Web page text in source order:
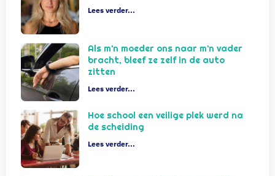
Lees verder...
Als m’n moeder ons naar m’n vader
bracht, bleef ze zelf in de auto
zitten
Lees verder...
Hoe school een veilige plek werd na
de scheiding
Lees verder...